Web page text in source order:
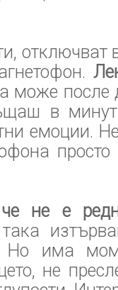
отключват
може после
в
емоции.
просто
че не е
Но има
не